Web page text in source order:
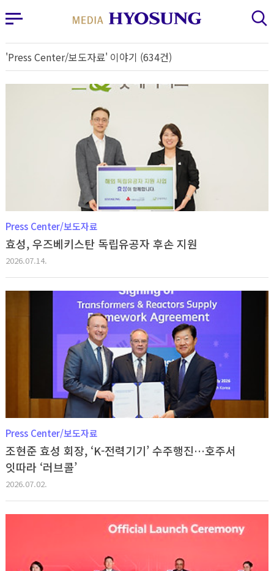
MY FRIEND HYOSUNG
사이드바 열기 검색 레이어 열기
'Press Center/보도자료' 이야기 (634건)
Press Center/보도자료
효성, 우즈베키스탄 독립유공자 후손 지원
2026.07.14.
Press Center/보도자료
조현준 효성 회장, ‘K-전력기기’ 수주행진…호주서
잇따라 ‘러브콜’
2026.07.02.